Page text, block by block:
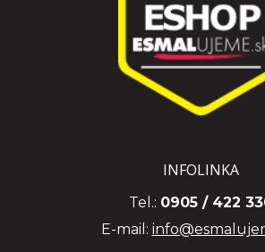
INFOLINKA
Tel.: 0905 / 422
E-mail: